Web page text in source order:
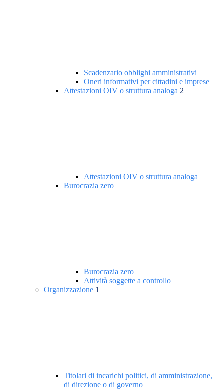
Scadenzario obblighi amministrativi
Oneri informativi per cittadini e imprese
Attestazioni OIV o struttura analoga 2
Attestazioni OIV o struttura analoga
Burocrazia zero
Burocrazia zero
Attività soggette a controllo
Organizzazione 1
Titolari di incarichi politici, di amministrazione,
di direzione o di governo